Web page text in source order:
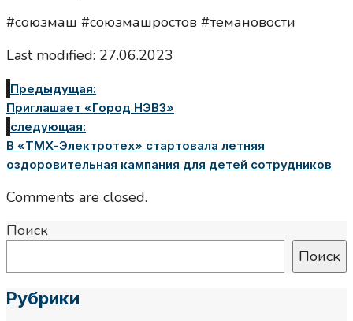
#союзмаш #союзмашростов #темановости
Last modified: 27.06.2023
Предыдущая:
Приглашает «Город НЭВЗ»
следующая:
В «ТМХ-Электротех» стартовала летняя
оздоровительная кампания для детей сотрудников
Comments are closed.
Поиск
Поиск
Рубрики